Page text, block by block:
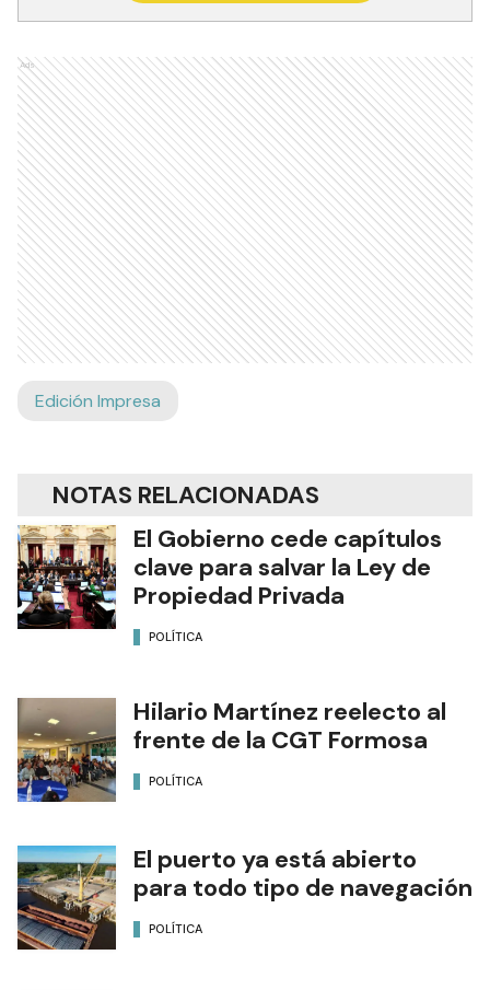
Ads
Edición Impresa
NOTAS RELACIONADAS
El Gobierno cede capítulos
clave para salvar la Ley de
Propiedad Privada
POLÍTICA
Hilario Martínez reelecto al
frente de la CGT Formosa
POLÍTICA
El puerto ya está abierto
para todo tipo de navegación
POLÍTICA